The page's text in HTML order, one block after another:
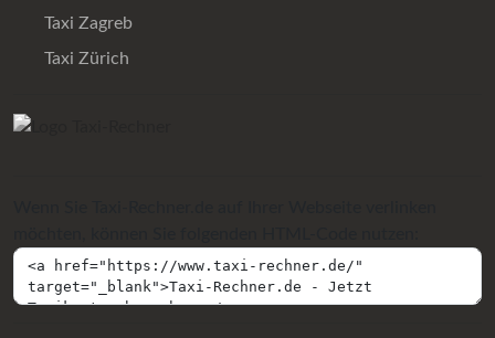
Taxi Zagreb
Taxi Zürich